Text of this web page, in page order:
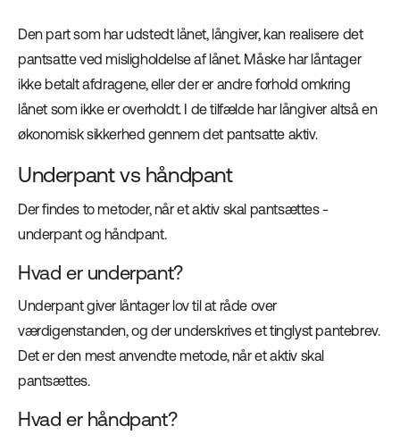
Den part som har udstedt lånet, långiver, kan realisere det
pantsatte ved misligholdelse af lånet. Måske har låntager
ikke betalt afdragene, eller der er andre forhold omkring
lånet som ikke er overholdt. I de tilfælde har långiver altså en
økonomisk sikkerhed gennem det pantsatte aktiv.
Underpant vs håndpant
Der findes to metoder, når et aktiv skal pantsættes -
underpant og håndpant.
Hvad er underpant?
Underpant giver låntager lov til at råde over
værdigenstanden, og der underskrives et tinglyst pantebrev.
Det er den mest anvendte metode, når et aktiv skal
pantsættes.
Hvad er håndpant?